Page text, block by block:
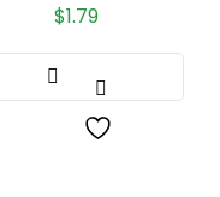
$1.79